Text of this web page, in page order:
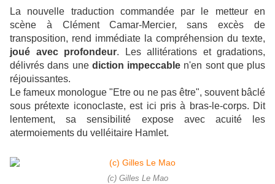
La nouvelle traduction commandée par le metteur en
scène à Clément Camar-Mercier, sans excès de
transposition, rend immédiate la compréhension du texte,
joué avec profondeur. Les allitérations et gradations,
délivrés dans une diction impeccable n'en sont que plus
réjouissantes.
Le fameux monologue "Etre ou ne pas être", souvent bâclé
sous prétexte iconoclaste, est ici pris à bras-le-corps. Dit
lentement, sa sensibilité expose avec acuité les
atermoiements du velléitaire Hamlet.
(c) Gilles Le Mao